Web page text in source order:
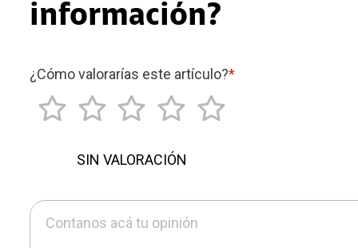
información?
¿Cómo valorarías este artículo?*
SIN VALORACIÓN
Contanos acá tu opinión